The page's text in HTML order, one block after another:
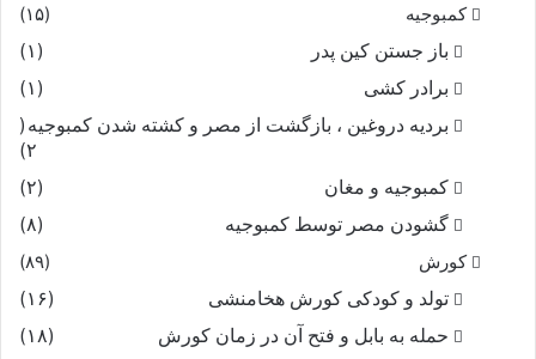
کمبوجیه
(۱۵)
باز جستن کین پدر
(۱)
برادر کشی
(۱)
بردیه دروغین ، بازگشت از مصر و کشته شدن کمبوجیه (
۲)
کمبوجیه و مغان
(۲)
گشودن مصر توسط کمبوجیه
(۸)
کورش
(۸۹)
تولد و کودکی کورش هخامنشی
(۱۶)
حمله به بابل و فتح آن در زمان کورش
(۱۸)